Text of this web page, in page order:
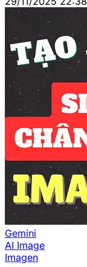
Gemini
AI Image
Imagen